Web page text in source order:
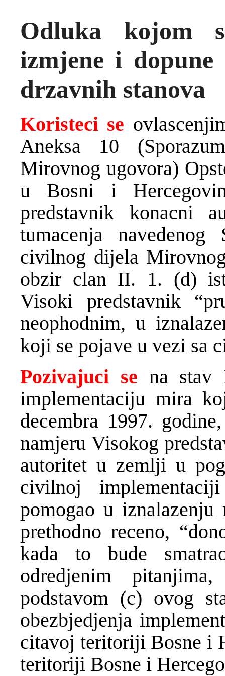
Odluka kojom
izmjene i
drzavnih stanova
Koristeci se
Aneksa 10
Mirovnog ugovora)
u Bosni i
predstavnik konacni
tumacenja
civilnog dijela
obzir clan II. 1. (d)
Visoki predstavnik
neophodnim, u
koji se pojave u vezi sa
Pozivajuci se na stav
implementaciju mira
decembra 1997.
namjeru Visokog
autoritet u zemlji u
civilnoj
pomogao u
prethodno receno,
kada to bude
odredjenim
podstavom (c) ovog
obezbjedjenja
citavoj teritoriji Bosne i
teritoriji Bosne i